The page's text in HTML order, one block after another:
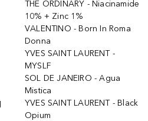
THE ORDINARY - Niacinamide
10% + Zinc 1%
VALENTINO - Born In Roma
Donna
YVES SAINT LAURENT -
MYSLF
SOL DE JANEIRO - Agua
Mistica
YVES SAINT LAURENT - Black
Opium